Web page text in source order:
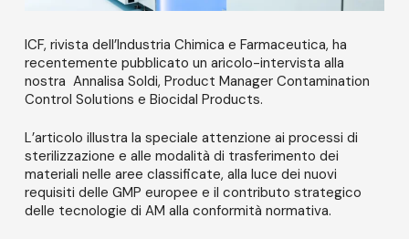
ICF, rivista dell’Industria Chimica e Farmaceutica, ha
recentemente pubblicato un aricolo-intervista alla
nostra Annalisa Soldi, Product Manager Contamination
Control Solutions e Biocidal Products.
L’articolo illustra la speciale attenzione ai processi di
sterilizzazione e alle modalità di trasferimento dei
materiali nelle aree classificate, alla luce dei nuovi
requisiti delle GMP europee e il contributo strategico
delle tecnologie di AM alla conformità normativa.